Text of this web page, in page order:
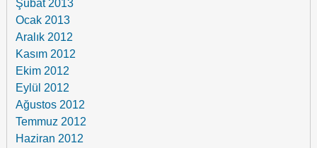
Şubat 2013
Ocak 2013
Aralık 2012
Kasım 2012
Ekim 2012
Eylül 2012
Ağustos 2012
Temmuz 2012
Haziran 2012